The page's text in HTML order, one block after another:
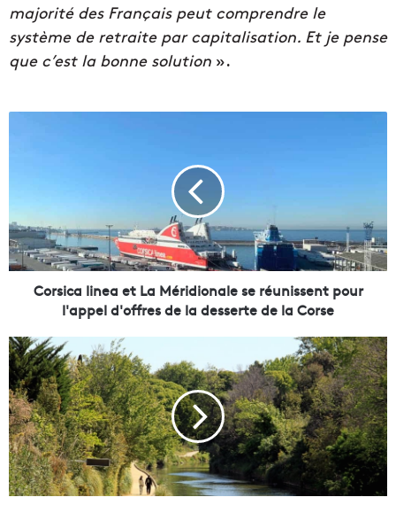
majorité des Français peut comprendre le
système de retraite par capitalisation. Et je pense
que c’est la bonne solution ».
c
a
l
i
e
t
L
a
M
é
r
i
d
Corsica linea et La Méridionale se réunissent pour
l'appel d'offres de la desserte de la Corse
M
o
b
i
l
i
t
é
,